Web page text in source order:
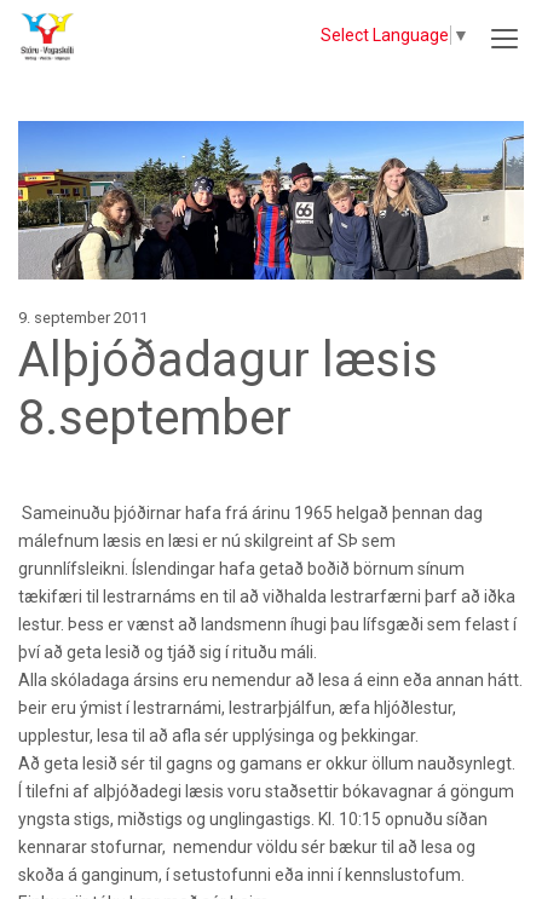
Select Language ▼
9. september 2011
Alþjóðadagur læsis
8.september
Sameinuðu þjóðirnar hafa frá árinu 1965 helgað þennan dag
málefnum læsis en læsi er nú skilgreint af SÞ sem
grunnlífsleikni. Íslendingar hafa getað boðið börnum sínum
tækifæri til lestrarnáms en til að viðhalda lestrarfærni þarf að iðka
lestur. Þess er vænst að landsmenn íhugi þau lífsgæði sem felast í
því að geta lesið og tjáð sig í rituðu máli.
Alla skóladaga ársins eru nemendur að lesa á einn eða annan hátt.
Þeir eru ýmist í lestrarnámi, lestrarþjálfun, æfa hljóðlestur,
upplestur, lesa til að afla sér upplýsinga og þekkingar.
Að geta lesið sér til gagns og gamans er okkur öllum nauðsynlegt.
Í tilefni af alþjóðadegi læsis voru staðsettir bókavagnar á göngum
yngsta stigs, miðstigs og unglingastigs. Kl. 10:15 opnuðu síðan
kennarar stofurnar, nemendur völdu sér bækur til að lesa og
skoða á ganginum, í setustofunni eða inni í kennslustofum.